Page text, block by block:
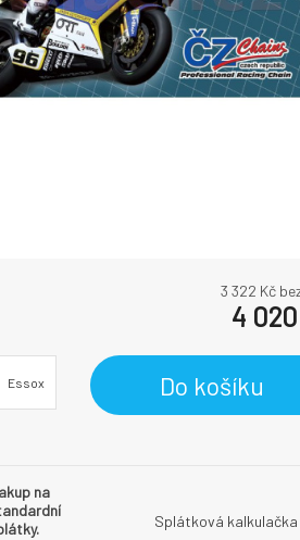
3 322 Kč
4 020
Essox Do košíku
na
Splátková kalkulačka